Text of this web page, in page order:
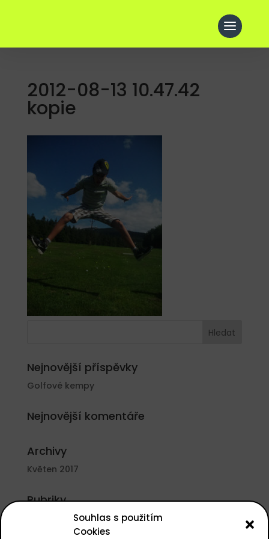
Souhlas s použitím
Cookies
2012-08-13 10.47.42
kopie
Nejnovější příspěvky
Golfové kempy
Nejnovější komentáře
Archivy
Květen 2017
Rubriky
Nezařazené